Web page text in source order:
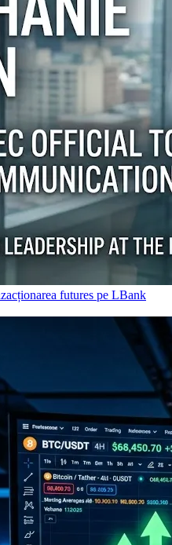
futures pe LBank